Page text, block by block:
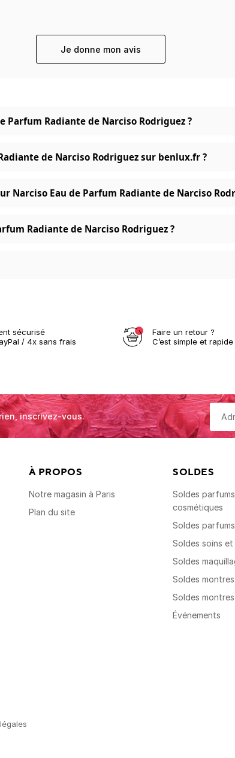
Je donne mon avis
Radiante de Narciso Rodriguez ?
de Narciso Rodriguez sur benlux.fr ?
Narciso Eau de Parfum Radiante de Narciso
Radiante de Narciso Rodriguez ?
sécurisé
/ 4x sans frais
Faire un retour ?
C’est simple et rapide
inscrivez-vous.
À PROPOS
Notre magasin à Paris
Plan du site
SOLDES
Soldes
cosmétiques
Soldes parfums
Soldes soins et
Soldes
Soldes
Soldes
Événements